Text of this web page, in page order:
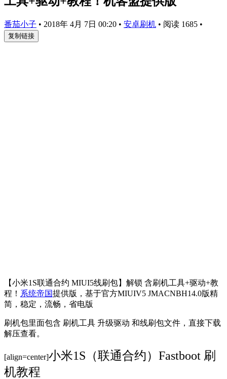
番茄小子 • 2018年 4月 7日 00:20 • 安卓刷机 • 阅读 1685 •
复制链接
【小米1S联通合约 MIUI5线刷包】解锁 含刷机工具+驱动+教
程！ 系统帝国提供版，基于官方MIUIV5 JMACNBH14.0版精
简，稳定，流畅，省电版
刷机包里面包含 刷机工具 升级驱动 和线刷包文件，直接下载
解压查看。
[align=center]小米1S（联通合约）Fastboot 刷
机教程